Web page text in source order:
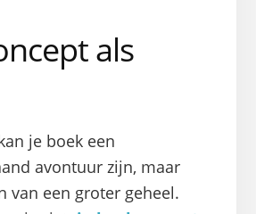
als
je boek een
avontuur zijn, maar
van een groter geheel.